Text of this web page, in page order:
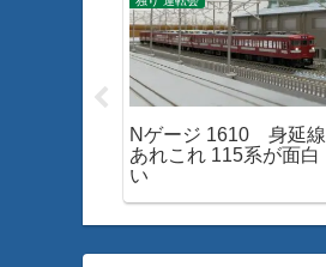
Nゲージ 1610 身延線
あれこれ 115系が面白
い